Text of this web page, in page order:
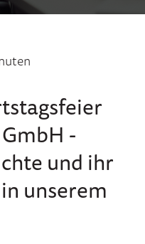
-
und ihr
un­se­rem